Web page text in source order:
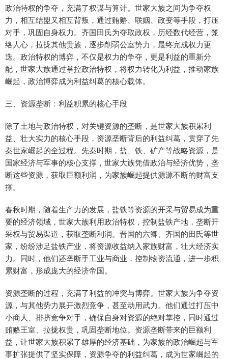
政治特权的争夺，充满了权谋与算计。世家大族之间为争夺权
力，相互结盟又相互背叛，通过贿赂、联姻、政变等手段，打压
对手，巩固自身权力。齐国田氏为夺取政权，历经数代经营，笼
络人心，拉拢其他贵族，逐步削弱公室势力，最终完成权力更
迭。政治特权的博弈，不仅是权力的争夺，更是利益的重新分
配，世家大族通过掌控政治特权，将权力转化为利益，推动家族
崛起，政治博弈成为利益纠葛的核心载体。
三、资源垄断：利益积累的核心手段
除了土地与政治特权，对关键资源的垄断，是世家大族积累利
益、壮大实力的核心手段，资源垄断背后的利益纠葛，贯穿了先
秦世家崛起的全过程。先秦时期，盐、铁、矿产等战略资源，是
国家经济与军事的核心支撑，世家大族凭借政治与经济优势，垄
断这些资源，获取巨额利润，为家族崛起提供源源不断的财富支
撑。
春秋时期，随着生产力的发展，盐铁等资源的开采与贸易成为重
要的经济领域，世家大族利用政治特权，控制盐铁产地，垄断开
采权与贸易渠道，获取垄断利润。晋国的六卿、齐国的田氏等世
家，纷纷涉足盐铁产业，将资源收益纳入家族财富，壮大经济实
力。同时，他们还垄断手工业与商业，控制物资流通，进一步积
累财富，形成庞大的经济帝国。
资源垄断的过程，充满了利益的冲突与博弈。世家大族为争夺资
源，与其他势力展开激烈竞争，甚至动用武力。他们通过打压中
小商人、排挤竞争对手，确保自身对资源的绝对掌控，同时通过
贿赂王室、拉拢权贵，巩固垄断地位。资源垄断带来的巨额利
益，让世家大族积累了雄厚的经济基础，为家族的政治崛起与军
事扩张提供了坚实保障，资源争夺的利益纠葛，成为世家崛起的